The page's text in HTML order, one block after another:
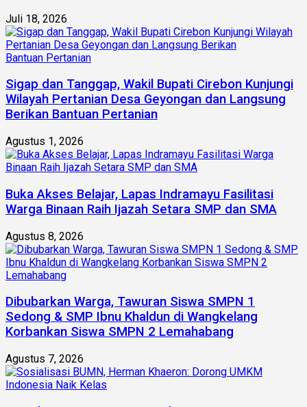
Juli 18, 2026
Sigap dan Tanggap, Wakil Bupati Cirebon Kunjungi
Wilayah Pertanian Desa Geyongan dan Langsung
Berikan Bantuan Pertanian
Agustus 1, 2026
Buka Akses Belajar, Lapas Indramayu Fasilitasi
Warga Binaan Raih Ijazah Setara SMP dan SMA
Agustus 8, 2026
Dibubarkan Warga, Tawuran Siswa SMPN 1
Sedong & SMP Ibnu Khaldun di Wangkelang
Korbankan Siswa SMPN 2 Lemahabang
Agustus 7, 2026